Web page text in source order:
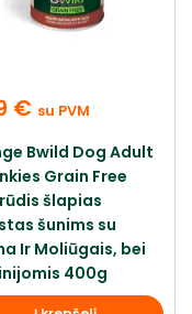
€ su PVM
Bwild Dog Adult
Grain Free
šlapias
šunims su
Ir Moliūgais, bei
400g